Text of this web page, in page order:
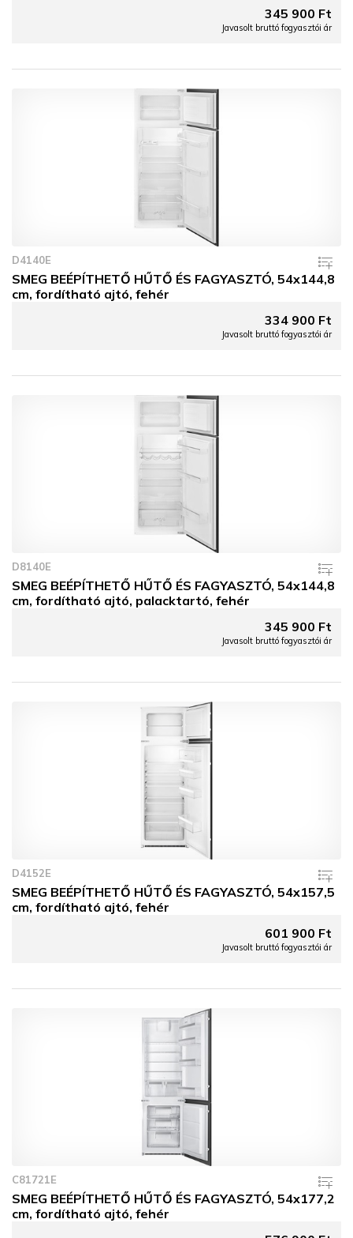
345 900 Ft
Javasolt bruttó fogyasztói ár
D4140E
SMEG BEÉPÍTHETŐ HŰTŐ ÉS FAGYASZTÓ, 54x144,8
cm, fordítható ajtó, fehér
334 900 Ft
Javasolt bruttó fogyasztói ár
D8140E
SMEG BEÉPÍTHETŐ HŰTŐ ÉS FAGYASZTÓ, 54x144,8
cm, fordítható ajtó, palacktartó, fehér
345 900 Ft
Javasolt bruttó fogyasztói ár
D4152E
SMEG BEÉPÍTHETŐ HŰTŐ ÉS FAGYASZTÓ, 54x157,5
cm, fordítható ajtó, fehér
601 900 Ft
Javasolt bruttó fogyasztói ár
C81721E
SMEG BEÉPÍTHETŐ HŰTŐ ÉS FAGYASZTÓ, 54x177,2
cm, fordítható ajtó, fehér